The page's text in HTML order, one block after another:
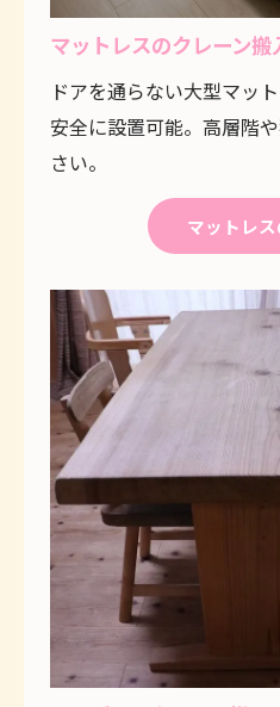
マットレスのクレーン搬
ドアを通らない大型マッ
安全に設置可能。高層階
さい。
マットレ